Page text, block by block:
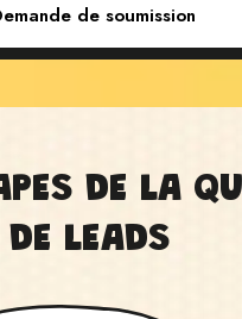
de soumission
DE LA
DE LEADS